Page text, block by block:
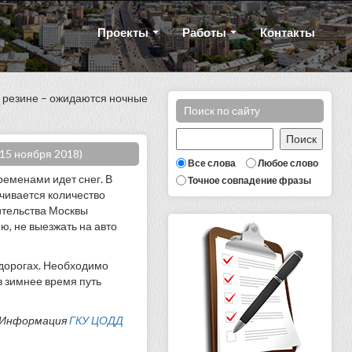
Проекты Работы Контакты
Поиск по сайту
Все слова
Любое слово
Точное совпадение фразы
– ожидаются ночные
ноября 2018)
идет снег. В
количество
Москвы
не выезжать на авто
Необходимо
зимнее время путь
ГКУ ЦОДД